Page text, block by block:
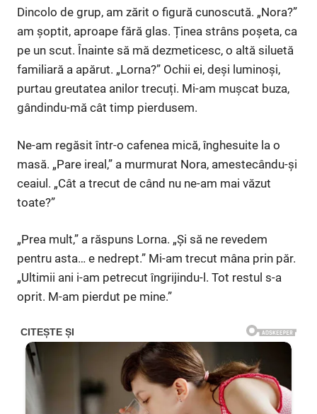
Dincolo de grup, am zărit o figură cunoscută. „Nora?”
am șoptit, aproape fără glas. Ținea strâns poșeta, ca
pe un scut. Înainte să mă dezmeticesc, o altă siluetă
familiară a apărut. „Lorna?” Ochii ei, deși luminoși,
purtau greutatea anilor trecuți. Mi-am mușcat buza,
gândindu-mă cât timp pierdusem.
Ne-am regăsit într-o cafenea mică, înghesuite la o
masă. „Pare ireal,” a murmurat Nora, amestecându-și
ceaiul. „Cât a trecut de când nu ne-am mai văzut
toate?”
„Prea mult,” a răspuns Lorna. „Și să ne revedem
pentru asta… e nedrept.” Mi-am trecut mâna prin păr.
„Ultimii ani i-am petrecut îngrijindu-l. Tot restul s-a
oprit. M-am pierdut pe mine.”